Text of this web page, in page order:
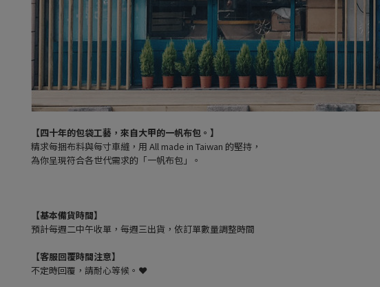
【四十年的包袋工藝，來自大甲的一帆布包。】
精求每捆布料與每寸車縫，用 All made in Taiwan 的堅持，
為你呈現符合各世代需求的「一帆布包」。
【基本備貨時間】
預計每週二中午收單，每週三出貨，依訂單數量調整時間
【客服回覆時間注意】
不定時回覆，請耐心等候。❤️